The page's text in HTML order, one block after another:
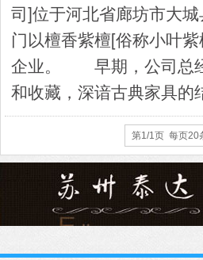
司]位于河北省廊坊市大
门以檀香紫檀[俗称小叶
企业。 早期，公司总经
和收藏，深谙古典家具的
第1/1页 每页20